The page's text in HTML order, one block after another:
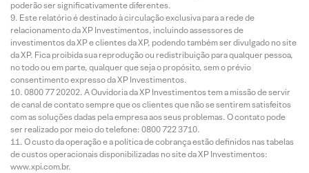
poderão ser significativamente diferentes.
Este relatório é destinado à circulação exclusiva para a rede de
relacionamento da XP Investimentos, incluindo assessores de
investimentos da XP e clientes da XP, podendo também ser divulgado no site
da XP. Fica proibida sua reprodução ou redistribuição para qualquer pessoa,
no todo ou em parte, qualquer que seja o propósito, sem o prévio
consentimento expresso da XP Investimentos.
0800 77 20202. A Ouvidoria da XP Investimentos tem a missão de servir
de canal de contato sempre que os clientes que não se sentirem satisfeitos
com as soluções dadas pela empresa aos seus problemas. O contato pode
ser realizado por meio do telefone: 0800 722 3710.
O custo da operação e a política de cobrança estão definidos nas tabelas
de custos operacionais disponibilizadas no site da XP Investimentos:
www.xpi.com.br.